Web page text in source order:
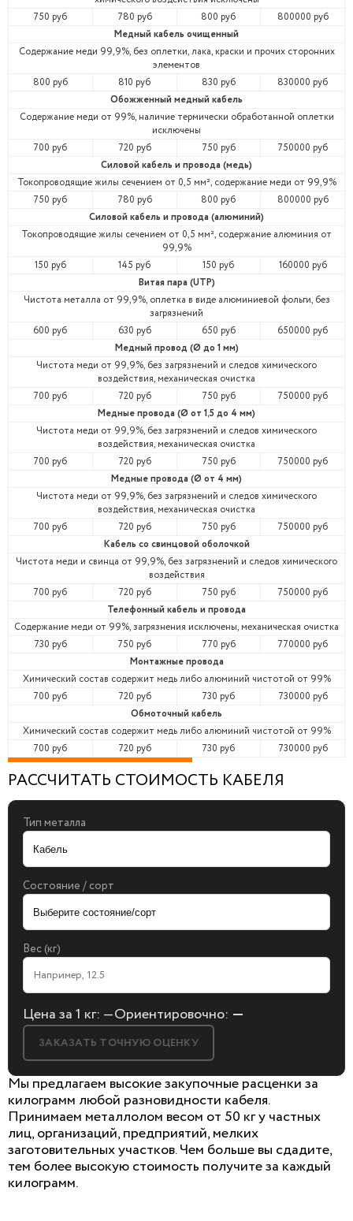
750 руб
780 руб 800 руб
800000 руб
Медный кабель очищенный
Содержание меди 99,9%, без оплетки, лака, краски и прочих сторонних
элементов
800 руб
810 руб 830 руб
830000 руб
Обожженный медный кабель
Содержание меди от 99%, наличие термически обработанной оплетки
исключены
700 руб
720 руб 750 руб
750000 руб
Силовой кабель и провода (медь)
Токопроводящие жилы сечением от 0,5 мм², содержание меди от 99,9%
750 руб
780 руб 800 руб
800000 руб
Силовой кабель и провода (алюминий)
Токопроводящие жилы сечением от 0,5 мм², содержание алюминия от
99,9%
150 руб
145 руб 150 руб
160000 руб
Витая пара (UTP)
Чистота металла от 99,9%, оплетка в виде алюминиевой фольги, без
загрязнений
600 руб
630 руб 650 руб
650000 руб
Медный провод (Ø до 1 мм)
Чистота меди от 99,9%, без загрязнений и следов химического
воздействия, механическая очистка
700 руб
720 руб 750 руб
750000 руб
Медные провода (Ø от 1,5 до 4 мм)
Чистота меди от 99,9%, без загрязнений и следов химического
воздействия, механическая очистка
700 руб
720 руб 750 руб
750000 руб
Медные провода (Ø от 4 мм)
Чистота меди от 99,9%, без загрязнений и следов химического
воздействия, механическая очистка
700 руб
720 руб 750 руб
750000 руб
Кабель со свинцовой оболочкой
Чистота меди и свинца от 99,9%, без загрязнений и следов химического
воздействия
700 руб
720 руб 750 руб
750000 руб
Телефонный кабель и провода
Содержание меди от 99%, загрязнения исключены, механическая очистка
730 руб
750 руб 770 руб
770000 руб
Монтажные провода
Химический состав содержит медь либо алюминий чистотой от 99%
700 руб
720 руб 730 руб
730000 руб
Обмоточный кабель
Химический состав содержит медь либо алюминий чистотой от 99%
700 руб
720 руб 730 руб 730000 руб
РАССЧИТАТЬ СТОИМОСТЬ КАБЕЛЯ
Тип металла
Состояние / сорт
Вес (кг)
Цена за 1 кг: —Ориентировочно: —
ЗАКАЗАТЬ ТОЧНУЮ ОЦЕНКУ
БЕСПЛАТНАЯ КОНСУЛЬТАЦИЯ
И ОЦЕНКА ЛОМА
Мы предлагаем высокие закупочные расценки за
килограмм любой разновидности кабеля.
Принимаем металлолом весом от 50 кг у частных
лиц, организаций, предприятий, мелких
заготовительных участков. Чем больше вы сдадите,
тем более высокую стоимость получите за каждый
килограмм.